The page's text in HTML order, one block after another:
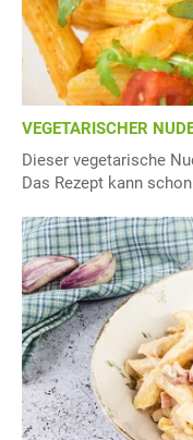
VEGETARISCHER
Dieser vegetarische
Das Rezept kann